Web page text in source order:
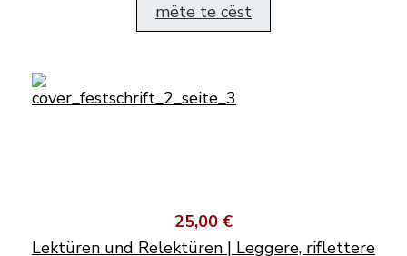
mëte te cëst
25,00 €
Lektüren und Relektüren | Leggere, riflettere